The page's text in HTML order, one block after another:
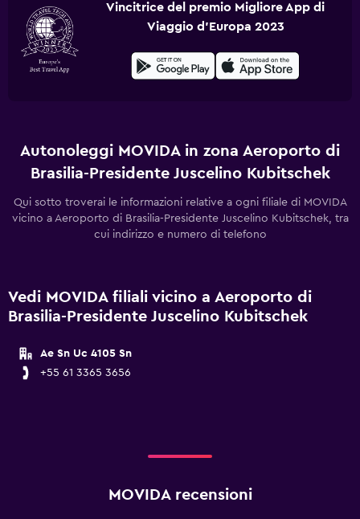
Vincitrice del premio Migliore App di
Viaggio d'Europa 2023
Autonoleggi MOVIDA in zona Aeroporto di
Brasilia-Presidente Juscelino Kubitschek
Qui sotto troverai le informazioni relative a ogni filiale di MOVIDA
vicino a Aeroporto di Brasilia-Presidente Juscelino Kubitschek, tra
cui indirizzo e numero di telefono
Vedi MOVIDA filiali vicino a Aeroporto di
Brasilia-Presidente Juscelino Kubitschek
Ae Sn Uc 4105 Sn
+55 61 3365 3656
MOVIDA recensioni